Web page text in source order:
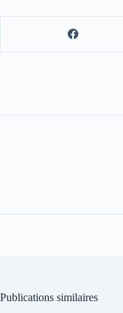
Publications similaires